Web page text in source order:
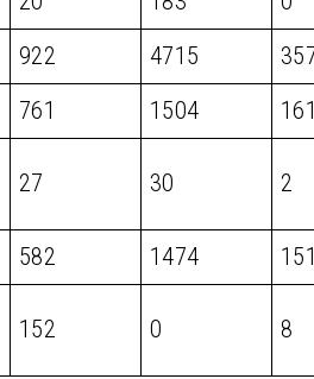
922 4715
761 1504
27 30 2
582 1474
152 0 8